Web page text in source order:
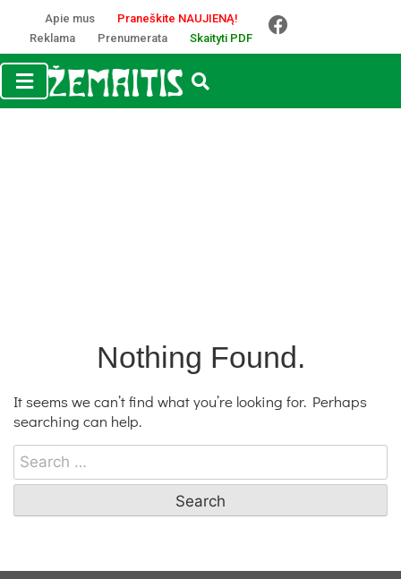
Apie mus
Praneškite NAUJIENĄ!
Reklama
Prenumerata Skaityti PDF
Nothing Found.
It seems we can’t find what you’re looking for. Perhaps
searching can help.